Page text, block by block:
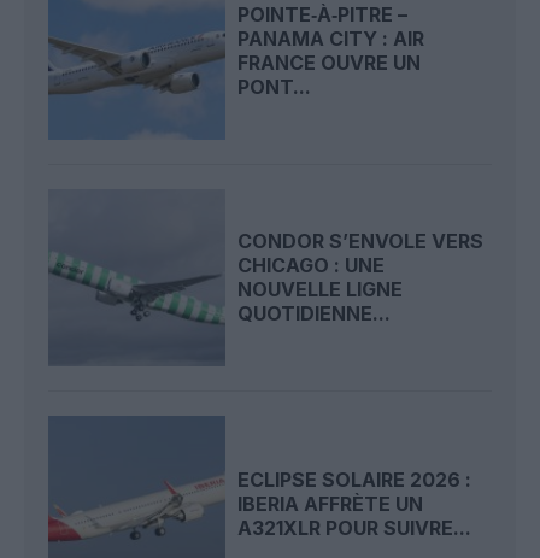
POINTE‑À‑PITRE –
PANAMA CITY : AIR
FRANCE OUVRE UN
PONT...
CONDOR S’ENVOLE VERS
CHICAGO : UNE
NOUVELLE LIGNE
QUOTIDIENNE...
ECLIPSE SOLAIRE 2026 :
IBERIA AFFRÈTE UN
A321XLR POUR SUIVRE...